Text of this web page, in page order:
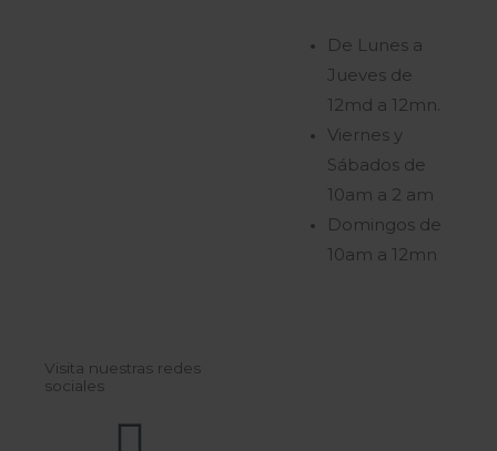
De Lunes a
Jueves de
12md a 12mn.
Viernes y
Sábados de
10am a 2 am
Domingos de
10am a 12mn
Visita nuestras redes
sociales